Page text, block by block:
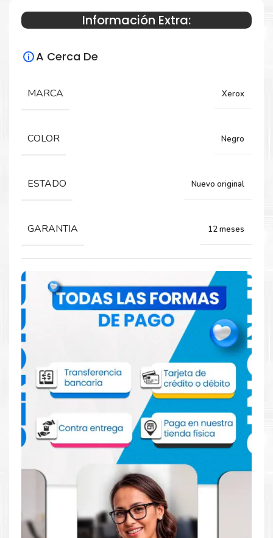
Especificaciones Técnicas
Para impresoras:
6655, VersaLink C400, C405.
Comprar Fusor Xerox 115R00088 para
impresora 6655 C400 C405
Aprovecha nuestra experiencia y atención para adquirir tus
productos. Tenemos promociones todos los dias. Escríbenos o
visítanos hoy para encontrar la solución perfecta para tu
impresora Xerox, como el
Fusor Xerox 115R00088 para
impresora 6655 C400 C405
Dónde comprar Fusor para impresora
Xerox 6655 C400 C405 en Lima o para
Xerox. Descubre la mejor manera de
Fusor Xerox 115R00088 para impresora 6655
C400 C405
. Ofrecemos una amplia selección de productos
originales que garantizan un rendimiento óptimo y duradero
Información Extra:
A Cerca De
MARCA Xerox
COLOR Negro
ESTADO Nuevo original
GARANTIA 12 meses